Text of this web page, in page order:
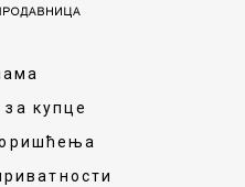
за купце